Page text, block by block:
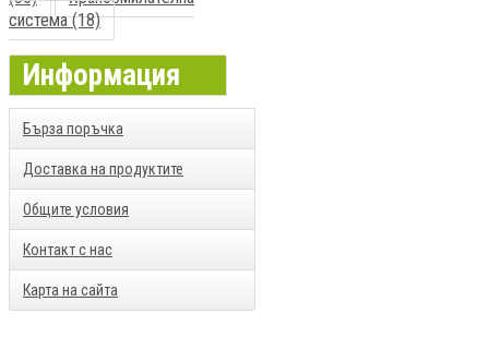
система (18)
Информация
Бърза поръчка
Доставка на продуктите
Общите условия
Контакт с нас
Карта на сайта